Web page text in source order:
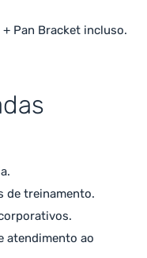
Pan Bracket incluso.
de treinamento.
atendimento ao